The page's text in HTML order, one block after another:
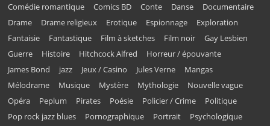
Comédie romantique
Comics BD Conte Danse
Documentaire
Drame
Drame religieux Erotique Espionnage
Exploration
Fantaisie
Fantastique Film à sketches Film noir
Gay Lesbien
Guerre
Histoire Hitchcock Alfred
Horreur / épouvante
James Bond
jazz Jeux / Casino Jules Verne
Mangas
Mélodrame
Musique Mystère Mythologie
Nouvelle vague
Opéra
Peplum Pirates Poésie Policier / Crime
Politique
Pop rock jazz blues
Pornographique Portrait
Psychologique